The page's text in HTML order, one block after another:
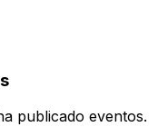
publicado eventos.